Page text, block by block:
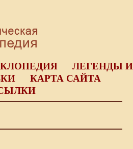
ЛЕГЕНДЫ И
КАРТА САЙТА